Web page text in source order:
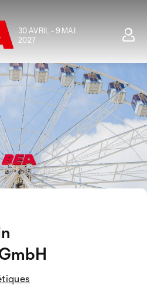
30 AVRIL - 9 MAI
2027